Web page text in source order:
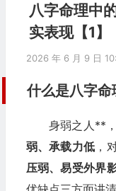
八字命理中
实表现【1】
2026 年 6 月 9 日
什么是八字命
身弱之人**
弱、承载力低 ，
压弱、易受外界